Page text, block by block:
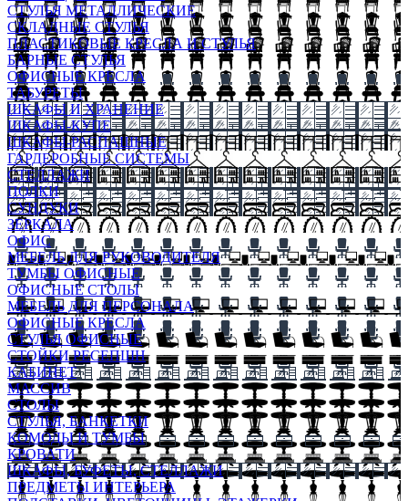
СТУЛЬЯ МЕТАЛЛИЧЕСКИЕ
СКЛАДНЫЕ СТУЛЬЯ
ПЛАСТИКОВЫЕ КРЕСЛА И СТУЛЬЯ
БАРНЫЕ СТУЛЬЯ
ОФИСНЫЕ КРЕСЛА
ТАБУРЕТЫ
ШКАФЫ И ХРАНЕНИЕ
ШКАФЫ-КУПЕ
ШКАФЫ-РАСПАШНЫЕ
ГАРДЕРОБНЫЕ СИСТЕМЫ
СТЕЛЛАЖИ
ПОЛКИ
СУНДУКИ
ЗЕРКАЛА
ОФИС
МЕБЕЛЬ ДЛЯ РУКОВОДИТЕЛЯ
ТУМБЫ ОФИСНЫЕ
ОФИСНЫЕ СТОЛЫ
МЕБЕЛЬ ДЛЯ ПЕРСОНАЛА
ОФИСНЫЕ КРЕСЛА
СТУЛЬЯ ОФИСНЫЕ
СТОЙКИ РЕСЕПШН
КАБИНЕТ
МАССИВ
СТОЛЫ
СТУЛЬЯ, БАНКЕТКИ
КОМОДЫ И ТУМБЫ
КРОВАТИ
ШКАФЫ, БУФЕТЫ, СТЕЛЛАЖИ
ПРЕДМЕТЫ ИНТЕРЬЕРА